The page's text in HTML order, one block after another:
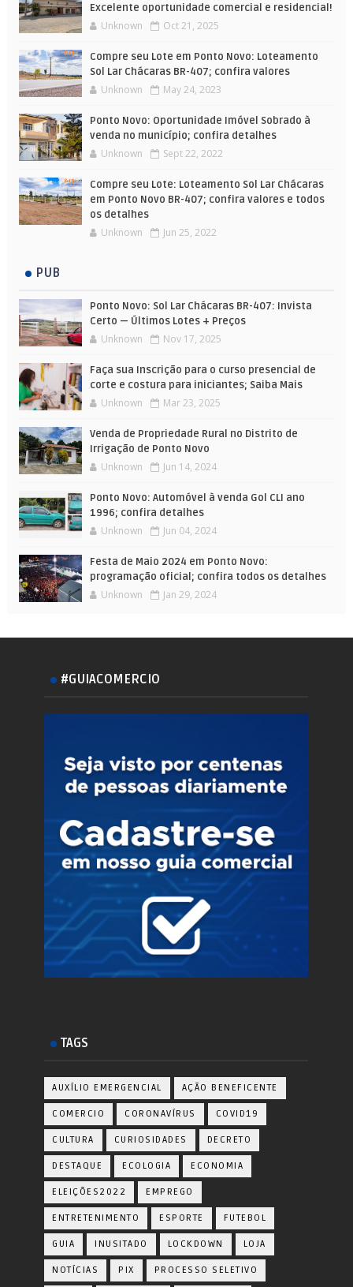
Excelente oportunidade comercial e residencial!
Unknown Oct 21, 2025
Compre seu Lote em Ponto Novo: Loteamento
Sol Lar Chácaras BR-407; confira valores
Unknown May 24, 2023
Ponto Novo: Oportunidade Imóvel Sobrado à
venda no município; confira detalhes
Unknown Sept 22, 2022
Compre seu Lote: Loteamento Sol Lar Chácaras
em Ponto Novo BR-407; confira valores e todos
os detalhes
Unknown Jun 25, 2022
PUB
Ponto Novo: Sol Lar Chácaras BR-407: Invista
Certo — Últimos Lotes + Preços
Unknown Nov 17, 2025
Faça sua Inscrição para o curso presencial de
corte e costura para iniciantes; Saiba Mais
Unknown Mar 23, 2025
Venda de Propriedade Rural no Distrito de
Irrigação de Ponto Novo
Unknown Jun 14, 2024
Ponto Novo: Automóvel à venda Gol CLI ano
1996; confira detalhes
Unknown Jun 04, 2024
Festa de Maio 2024 em Ponto Novo:
programação oficial; confira todos os detalhes
Unknown Jan 29, 2024
#GUIACOMERCIO
TAGS
AUXÍLIO EMERGENCIAL AÇÃO BENEFICENTE
COMERCIO CORONAVÍRUS COVID19
CULTURA CURIOSIDADES DECRETO
DESTAQUE ECOLOGIA ECONOMIA
ELEIÇÕES2022 EMPREGO
ENTRETENIMENTO ESPORTE FUTEBOL
GUIA INUSITADO LOCKDOWN LOJA
NOTÍCIAS PIX PROCESSO SELETIVO